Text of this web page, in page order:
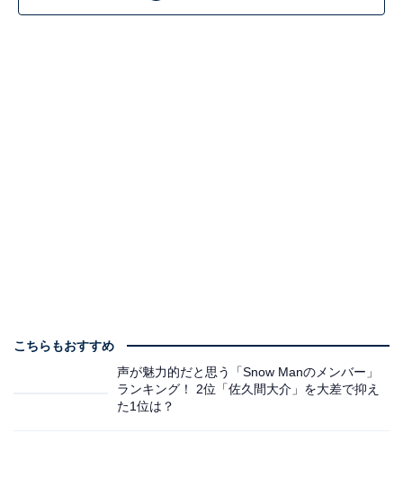
こちらもおすすめ
声が魅力的だと思う「Snow Manのメンバー」
ランキング！ 2位「佐久間大介」を大差で抑え
た1位は？